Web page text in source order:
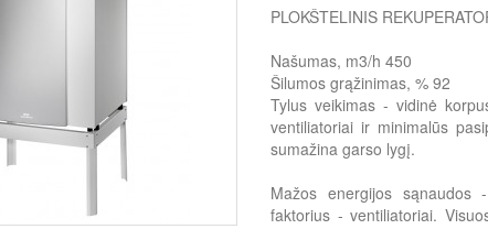
PLOKŠTELINIS
Našumas, m3/h 450
Šilumos grąžinimas, % 92
Tylus veikimas - vidinė
ventiliatoriai ir minimalūs
sumažina garso lygį.
Mažos energijos sąnaudos
faktorius - ventiliatoriai.